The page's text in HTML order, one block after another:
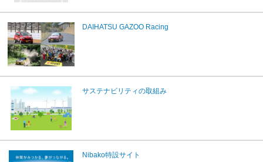
DAIHATSU GAZOO Racing
サステナビリティの取組み
Nibako特設サイト